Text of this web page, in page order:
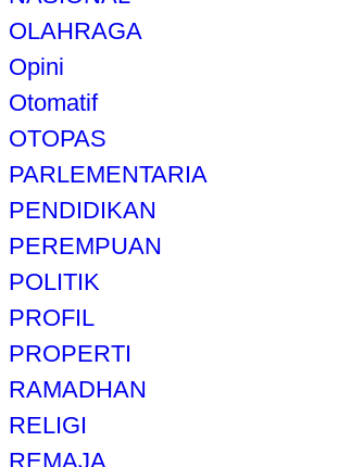
OLAHRAGA
Opini
Otomatif
OTOPAS
PARLEMENTARIA
PENDIDIKAN
PEREMPUAN
POLITIK
PROFIL
PROPERTI
RAMADHAN
RELIGI
REMAJA